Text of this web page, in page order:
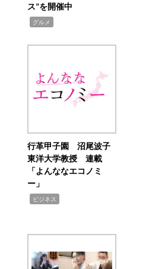
ス”を開催中
グルメ
行革甲子園 沼尾波子
東洋大学教授 連載
「よんななエコノミ
ー」
ビジネス